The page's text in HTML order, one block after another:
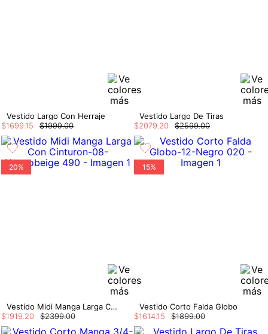
Vestido Largo Con Herraje
$1999.00
$169915
Vestido Largo De Tiras
$2599.00
$2079 20
20%
Vestido Midi Manga Larga Con Cinturon
$2399.00
$1919 20
15%
Vestido Corto Falda Globo
$1899.00
$161415